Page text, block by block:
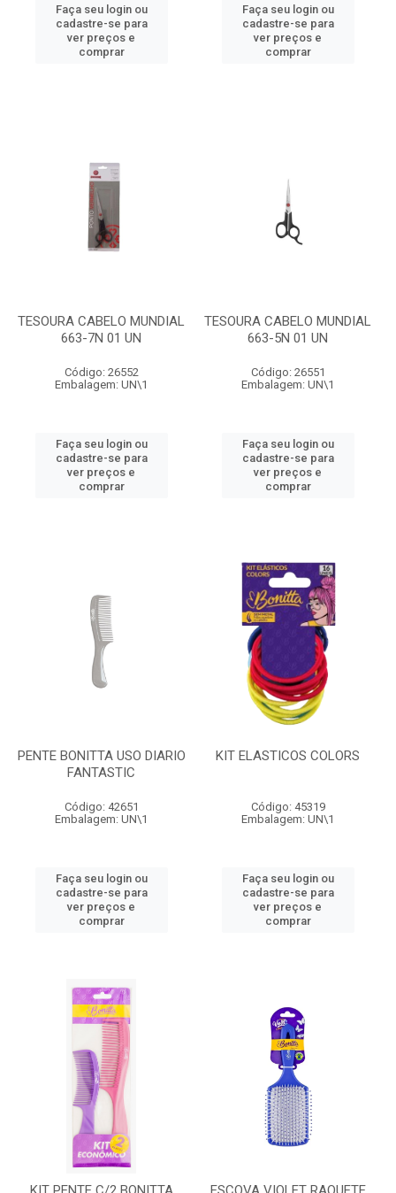
Faça seu login ou
cadastre-se para
ver preços e
comprar
Faça seu login ou
cadastre-se para
ver preços e
comprar
TESOURA CABELO MUNDIAL
663-7N 01 UN
Código: 26552
Embalagem: UN\1
Faça seu login ou
cadastre-se para
ver preços e
comprar
TESOURA CABELO MUNDIAL
663-5N 01 UN
Código: 26551
Embalagem: UN\1
Faça seu login ou
cadastre-se para
ver preços e
comprar
PENTE BONITTA USO DIARIO
FANTASTIC
Código: 42651
Embalagem: UN\1
Faça seu login ou
cadastre-se para
ver preços e
comprar
KIT ELASTICOS COLORS
Código: 45319
Embalagem: UN\1
Faça seu login ou
cadastre-se para
ver preços e
comprar